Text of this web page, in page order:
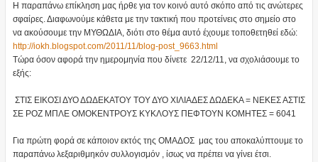
Η παραπάνω επίκληση μας ήρθε για τον κοινό αυτό σκόπο από τις ανώτερες
σφαίρες. Διαφωνούμε κάθετα με την τακτική που προτείνεις στο σημείο στο
να ακούσουμε την ΜΥΘΩΔΙΑ, διότι στο θέμα αυτό έχουμε τοποθετηθεί εδώ:
http://iokh.blogspot.com/2011/11/blog-post_9663.html
Τώρα όσον αφορά την ημερομηνία που δίνετε 22/12/11, να σχολιάσουμε το
εξής:
ΣΤΙΣ ΕΙΚΟΣΙ ΔΥΟ ΔΩΔΕΚΑΤΟΥ ΤΟΥ ΔΥΟ ΧΙΛΙΑΔΕΣ ΔΩΔΕΚΑ = ΝΕΚΕΣ ΑΣΤΙΣ
ΣΕ ΡΟΖ ΜΠΛΕ ΟΜΟΚΕΝΤΡΟΥΣ ΚΥΚΛΟΥΣ ΠΕΦΤΟΥΝ ΚΟΜΗΤΕΣ = 6041
Για πρώτη φορά σε κάποιον εκτός της ΟΜΑΔΟΣ μας του αποκαλύπτουμε το
παραπάνω λεξαριθμηκόν συλλογισμόν , ίσως να πρέπει να γίνει έτσι.